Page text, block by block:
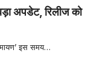
अपडेट, रिलीज को
इस समय…